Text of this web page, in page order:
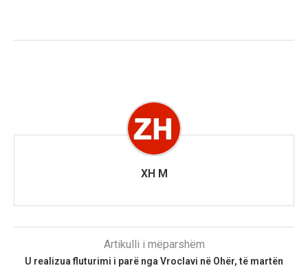
XH M
Artikulli i mëparshëm
U realizua fluturimi i parë nga Vroclavi në Ohër, të martën